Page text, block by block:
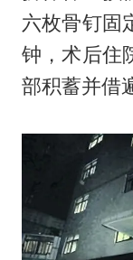
六枚骨钉固
钟，术后住
部积蓄并借